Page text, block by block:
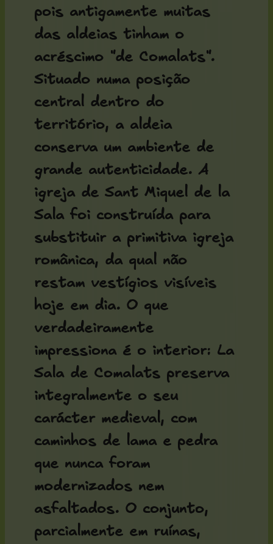
pois antigamente muitas
das aldeias tinham o
acréscimo "de Comalats".
Situado numa posição
central dentro do
território, a aldeia
conserva um ambiente de
grande autenticidade. A
igreja de Sant Miquel de la
Salafoi construída para
substituir a primitiva igreja
românica, da qual não
restam vestígios visíveis
hoje em dia. O que
verdadeiramente
impressiona é o interior: La
Sala de Comalats preserva
integralmente o seu
carácter medieval, com
caminhos de lama e pedra
que nunca foram
modernizados nem
asfaltados. O conjunto,
parcialmente em ruínas,